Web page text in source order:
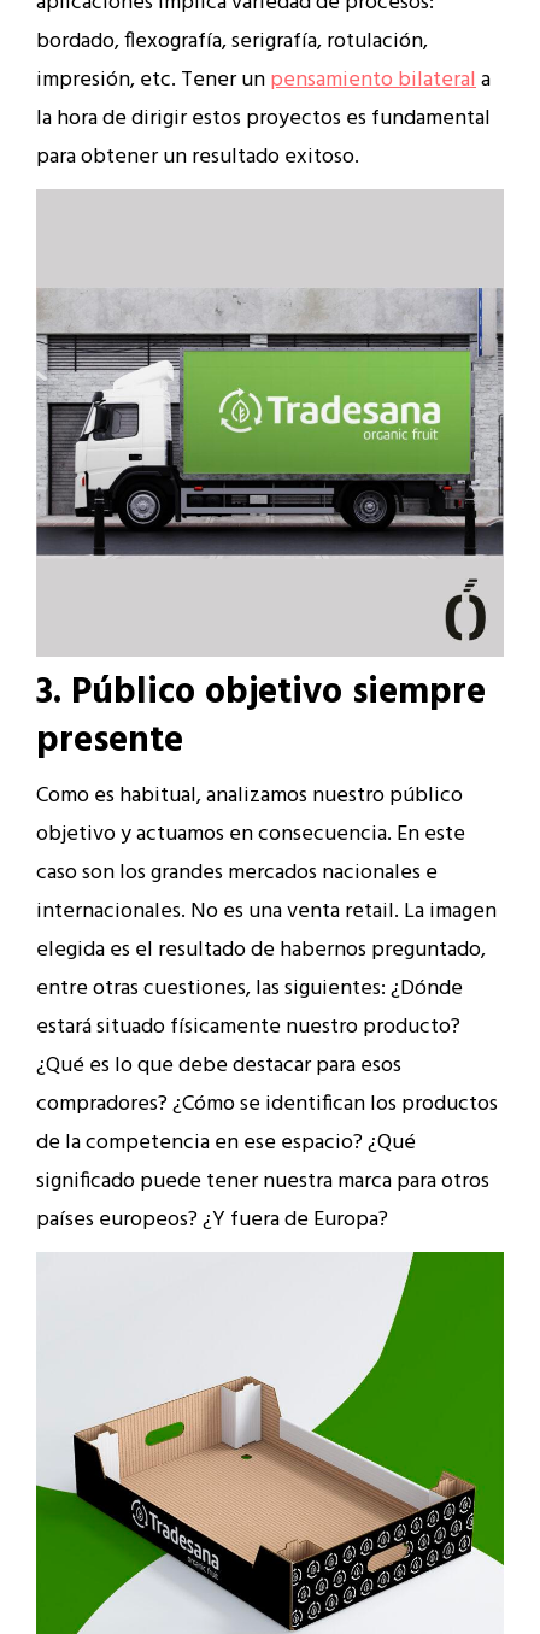
bordado, flexografía, serigrafía, rotulación,
impresión, etc. Tener unpensamiento bilaterala
la hora de dirigir estos proyectos es fundamental
para obtener un resultado exitoso.
3. Público objetivo siempre
presente
Como es habitual, analizamos nuestro público
objetivo y actuamos en consecuencia. En este
caso son los grandes mercados nacionales e
internacionales. No es una venta retail. La imagen
elegida es el resultado de habernos preguntado,
entre otras cuestiones, las siguientes: ¿Dónde
estará situado físicamente nuestro producto?
¿Qué es lo que debe destacar para esos
compradores? ¿Cómo se identifican los productos
de la competencia en ese espacio? ¿Qué
significado puede tener nuestra marca para otros
países europeos? ¿Y fuera de Europa?